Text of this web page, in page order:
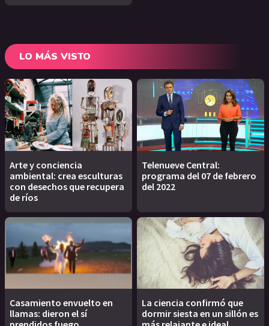
LO MÁS VISTO
Arte y conciencia
ambiental: crea esculturas
con desechos que recupera
de ríos
Telenueve Central:
programa del 07 de febrero
del 2022
Casamiento envuelto en
llamas: dieron el sí
La ciencia confirmó que
dormir siesta en un sillón es